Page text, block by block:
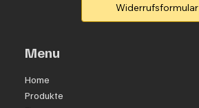
Widerrufsformular
Menu
Home
Produkte